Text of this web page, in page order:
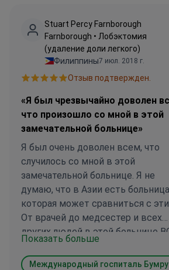
Stuart Percy Farnborough
Farnborough • Лобэктомия
(удаление доли легкого)
Филиппины7 июл. 2018 г.
Отзыв подтвержден.
«Я был чрезвычайно доволен
что произошло со мной в этой
замечательной больнице»
Я был очень доволен всем, что
случилось со мной в этой
замечательной больнице. Я не
думаю, что в Азии есть
которая может сравниться с
От врачей до медсестер и всех
других людей в этой больнице
являются компетентными, очень
вежливыми и дружелюбными -
Показать больше